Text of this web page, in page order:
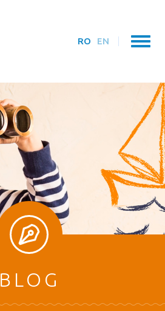
RO EN
BLOG